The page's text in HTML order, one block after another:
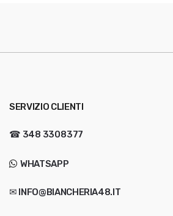
SERVIZIO CLIENTI
☎ 348 3308377
WHATSAPP
✉ INFO@BIANCHERIA48.IT